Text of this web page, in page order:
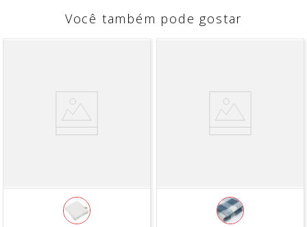
design vintage que irá garantir a beleza do ambiente.
Ideal para delimitar lugares, evitar que os pratos
deslizem sobre a mesa além de valorizar e levar mais
- Produzido em material de alta qualidade
- Estilo Vintage
- Ideal para marcar lugares na mesa
- Beleza e durabilidade
Diametro: 33 cm
* Imagens meramente ilustrativas
Você também pode gostar